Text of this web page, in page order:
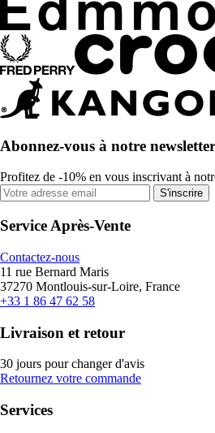
Abonnez-vous à notre newsletter
Profitez de -10% en vous inscrivant à
S'inscrire
Service Après-Vente
Contactez-nous
11 rue Bernard Maris
37270 Montlouis-sur-Loire, France
+33 1 86 47 62 58
Livraison et retour
30 jours pour changer d'avis
Retournez votre commande
Services